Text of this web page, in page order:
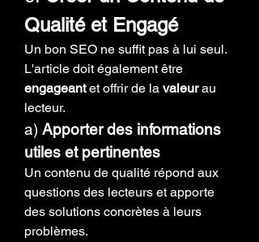
Qualité et Engagé
Un bon SEO ne suffit pas à lui seul.
engageant et offrir de la valeur au
lecteur.
a) Apporter des informations
utiles et pertinentes
Un contenu de qualité répond aux
questions des lecteurs et apporte
des solutions concrètes à leurs
problèmes.